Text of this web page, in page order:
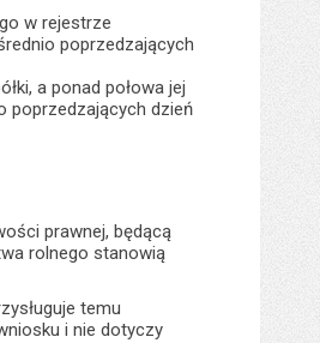
w rejestrze
poprzedzających
a ponad połowa jej
poprzedzających dzień
prawnej, będącą
rolnego stanowią
temu
i nie dotyczy